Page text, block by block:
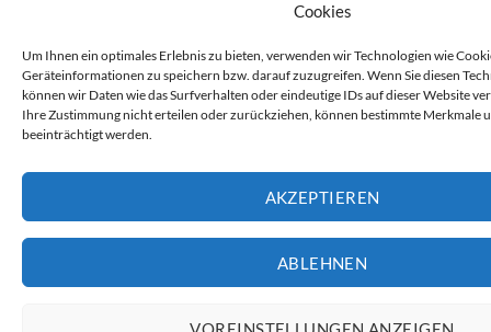
Cookies
Um Ihnen ein optimales Erlebnis zu bieten, verwenden wir Technologien wie
Geräteinformationen zu speichern bzw. darauf zuzugreifen. Wenn Sie diesen
können wir Daten wie das Surfverhalten oder eindeutige IDs auf dieser Website
Ihre Zustimmung nicht erteilen oder zurückziehen, können bestimmte Merkmale
beeinträchtigt werden.
AKZEPTIEREN
ABLEHNEN